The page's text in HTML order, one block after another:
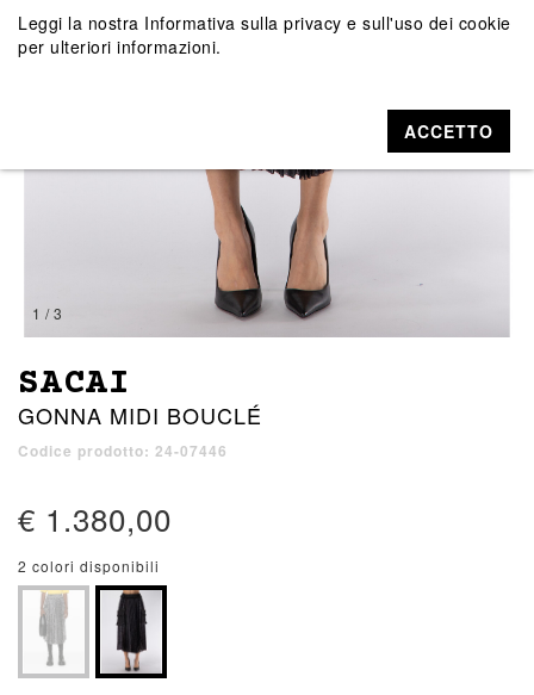
1 / 3
SACAI
GONNA MIDI BOUCLÉ
Codice prodotto: 24-07446
€ 1.380,00
2 colori disponibili
Leggi la nostra Informativa sulla privacy e sull'uso dei cookie
per ulteriori informazioni.
ACCETTO